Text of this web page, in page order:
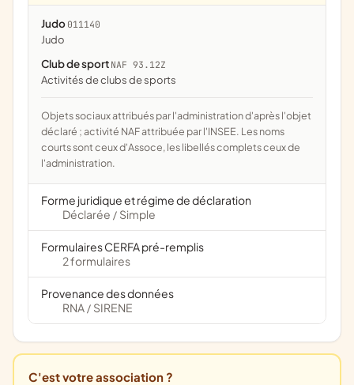
Judo 011140
Judo
Club de sport NAF 93.12Z
Activités de clubs de sports
Objets sociaux attribués par l'administration d'après l'objet
déclaré ; activité NAF attribuée par l'INSEE. Les noms
courts sont ceux d'Assoce, les libellés complets ceux de
l'administration.
Forme juridique et régime de déclaration
Déclarée / Simple
Formulaires CERFA pré-remplis
2 formulaires
Provenance des données
RNA / SIRENE
C'est votre association ?